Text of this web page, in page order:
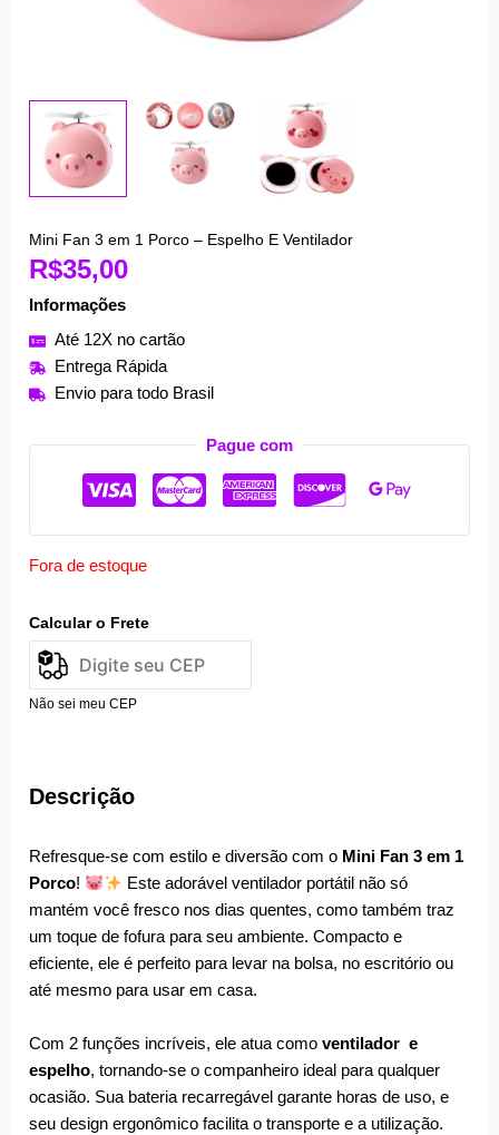
Mini Fan 3 em 1 Porco – Espelho E Ventilador
R$35,00
Informações
Até 12X no cartão
Entrega Rápida
Envio para todo Brasil
Pague com
Fora de estoque
Calcular o Frete
Não sei meu CEP
Descrição
Refresque-se com estilo e diversão com o Mini Fan 3 em 1
Porco!
Este adorável ventilador portátil não só
mantém você fresco nos dias quentes, como também traz
um toque de fofura para seu ambiente. Compacto e
eficiente, ele é perfeito para levar na bolsa, no escritório ou
até mesmo para usar em casa.
Com 2 funções incríveis, ele atua comoventilador e
espelho, tornando-se o companheiro ideal para qualquer
ocasião. Sua bateria recarregável garante horas de uso, e
seu design ergonômico facilita o transporte e a utilização.